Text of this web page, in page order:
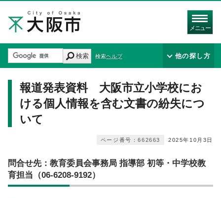
メニュー
検索 検索ヘルプ 他の探し方
報道発表資料 大阪市立小学校にお
ける個人情報を含む文書の紛失につ
いて
2025年10月3日
ページ番号：662663
問合せ先：教育委員会事務局 指導部 初等・中学校教
育担当（06-6208-9192）